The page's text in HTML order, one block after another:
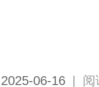
2025-06-16 | 阅